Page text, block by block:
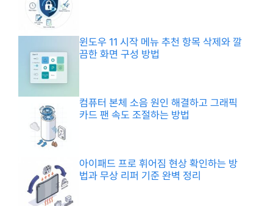
윈도우 11 시작 메뉴 추천 항목 삭제와 깔
끔한 화면 구성 방법
컴퓨터 본체 소음 원인 해결하고 그래픽
카드 팬 속도 조절하는 방법
아이패드 프로 휘어짐 현상 확인하는 방
법과 무상 리퍼 기준 완벽 정리